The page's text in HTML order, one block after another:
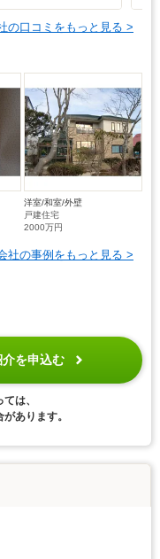
の口コミをもっと見る >
洋室/和室/外壁
戸建住宅
2000万円
社の事例をもっと見る >
を申込む
は、
あります。